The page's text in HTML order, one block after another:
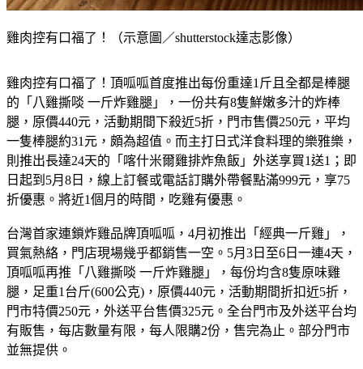
雞肉控有口福了！（示意圖／shutterstock達志影像）
雞肉控有口福了！頂呱呱首度推出每份重達1斤且全都是棒腿
的「八雞撕啖 一斤炸雞腿」，一份共有8隻鮮嫩多汁的炸棒
腿，原價440元，活動期間下殺近5折，門市售價250元，平均
一隻棒腿約31元，頗為超值。而主打日式洋食料理的樂雅樂，
則推出長達24天的「喀什米爾雞排炸魚飯」外送享買1送1；即
日起到5月8日，線上訂餐或電話訂購外帶餐點滿999元，享75
折優惠。將近1個月的時間，吃雞有優惠。
台灣首家連鎖炸雞品牌頂呱呱，4月初推出「經典一斤雞」，
買氣熱絡，門店現場幾乎都銷售一空。5月3日至6日一連4天，
頂呱呱再推「八雞撕啖 一斤炸雞腿」，每份均含8隻原味雞
腿，足重1台斤(600公克)，原價440元，活動期間折扣近5折，
門市特價250元，外送平台售價325元。全台門市及外送平台均
有販售，每店數量有限，每人限購2份，售完為止。部分門市
並無提供。